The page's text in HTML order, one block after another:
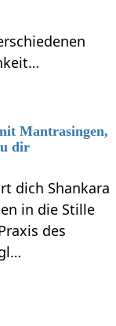
Mantrasingen,
dir
dich Shankara
in die Stille
des